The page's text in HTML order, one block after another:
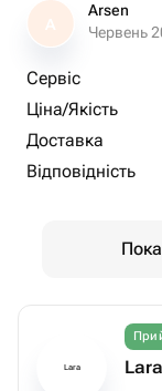
A
Arsen
Червень
Сервіс
Ціна/Якість
Доставка
Відповідність
Lara Lara